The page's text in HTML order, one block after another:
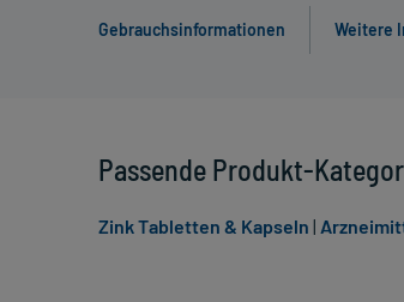
Gebrauchsinformationen Weitere
Passende Produkt-
Zink Tabletten & Kapseln |